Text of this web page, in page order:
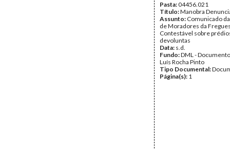
Pasta:04456.021
Título:Manobra
Assunto: Comunicado
de Moradores da
Contestável sobre
devoluntas
Data: s.d.
Fundo:DML -
Luís Rocha Pinto
Tipo Documental:
Página(s): 1